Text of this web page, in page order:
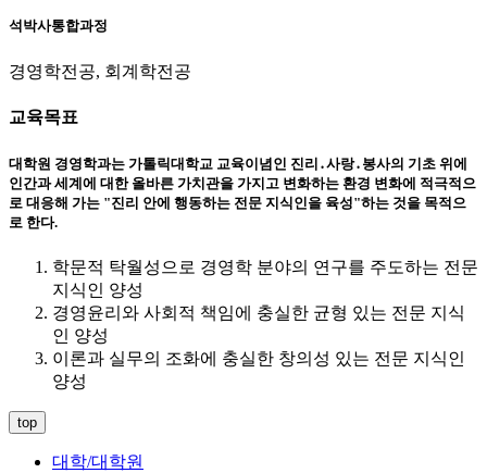
석박사통합과정
경영학전공, 회계학전공
교육목표
대학원 경영학과는 가톨릭대학교 교육이념인 진리․사랑․봉사의 기초 위에
인간과 세계에 대한 올바른 가치관을 가지고 변화하는 환경 변화에 적극적으
로 대응해 가는 "진리 안에 행동하는 전문 지식인을 육성"하는 것을 목적으
로 한다.
학문적 탁월성으로 경영학 분야의 연구를 주도하는 전문
지식인 양성
경영윤리와 사회적 책임에 충실한 균형 있는 전문 지식
인 양성
이론과 실무의 조화에 충실한 창의성 있는 전문 지식인
양성
top
대학/대학원